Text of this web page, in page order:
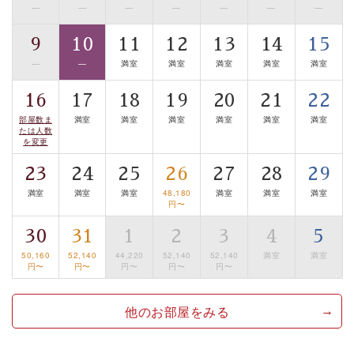
【旅】
■諏訪大社4社を巡る無料参拝バス
豊富な知識を持ったドライバー兼ガイドが諏訪大社をご
案内します。事前ご予約制ですので、ご利用ご希望の方
は【3日前まで】にお電話ください。
※交通規制などにより運行できない日がございます
※年末年始及び御柱祭前後は運行しておりません
以上が基本プランの内容です。
神秘なる諏訪湖に心癒される時間をお過ごしいただけま
したら幸いです。
— — — — — — —
9
—
10
—
11
満室
12
満室
13
満室
14
満室
15
満室
16
部屋数ま
たは人数
を変更
17
満室
18
満室
19
満室
20
満室
21
満室
22
満室
23
満室
24
満室
25
満室
26
48,180
円〜
27
満室
28
満室
29
満室
30
50,160
円〜
31
52,140
円〜
1
44,220
円〜
2
52,140
円〜
3
52,140
円〜
4
満室
5
満室
他のお部屋をみる